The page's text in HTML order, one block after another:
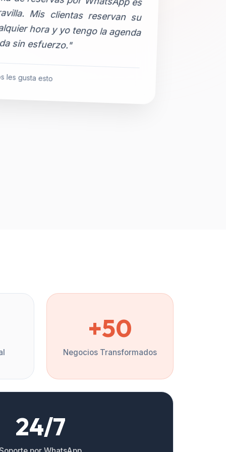
sin esfuerzo."
les gusta esto
+50
Negocios Transformados
24/7